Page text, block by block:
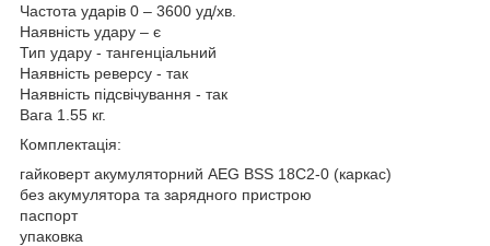
Частота ударів 0 – 3600 уд/хв.
Наявність удару – є
Тип удару - тангенціальний
Наявність реверсу - так
Наявність підсвічування - так
Вага 1.55 кг.
Комплектація:
гайковерт акумуляторний AEG BSS 18C2-0 (каркас)
без акумулятора та зарядного пристрою
паспорт
упаковка